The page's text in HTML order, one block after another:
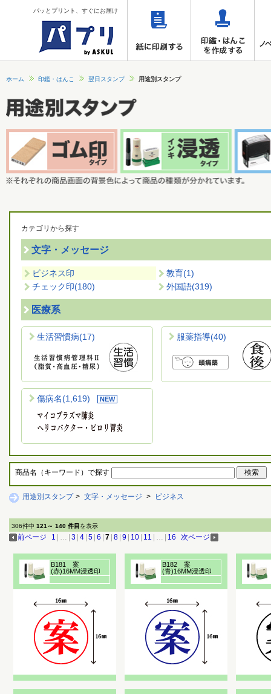
パッとプリント、すぐにお届け
ホーム 印鑑・はんこ 翌日スタンプ 用途別スタンプ
カテゴリから探す
文字・メッセージ
ビジネス印 教育(1)
チェック印(180) 外国語(319)
医療系
生活習慣病(17) 服薬指導(40)
傷病名(1,619)
商品名（キーワード）で探す
用途別スタンプ > 文字・メッセージ > ビジネス
306件中 121～ 140 件目 を表示
前ページ 1 … 3 4 5 6 7 8 9 10 11 … 16 次ページ
B181 案
(赤)16MM浸透印
B182 案
(青)16MM浸透印